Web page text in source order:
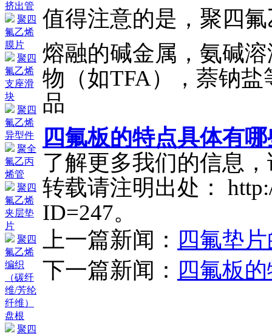
挤出管
聚四
氟乙烯
膜片
聚四
氟乙烯
支座滑
块
聚四
氟乙烯
异型件
聚全
氟乙丙
烯管
聚四
氟乙烯
夹层垫
片
聚四
氟乙烯
编织
（碳纤
维/芳纶
纤维）
盘根
聚四
值得注意的是，聚四
熔融的碱金属，氨碱
物（如TFA），萘钠
品
四氟板的特点具体有
了解更多我们的信息
转载请注明出处：
ID=247。
上一篇新闻： 四氟垫
下一篇新闻： 四氟板